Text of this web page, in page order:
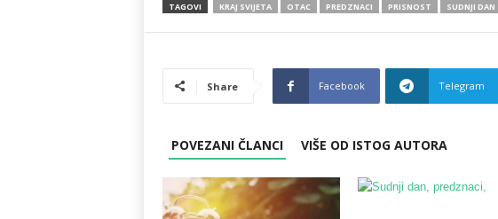
TAGOVI KRAJ SVIJETA OTAC PREDZNACI PRISNOST SUDNJI DAN
Share Facebook Telegram
POVEZANI ČLANCI VIŠE OD ISTOG AUTORA